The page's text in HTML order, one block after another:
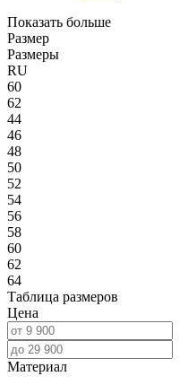
Показать больше
Размер
Размеры
RU
60
62
44
46
48
50
52
54
56
58
60
62
64
Таблица размеров
Цена
Материал